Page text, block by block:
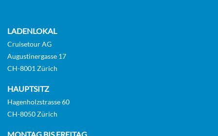
LADENLOKAL
Cruisetour AG
Augustinergasse 17
CH-8001 Zürich
HAUPTSITZ
Hagenholzstrasse 60
CH-8050 Zürich